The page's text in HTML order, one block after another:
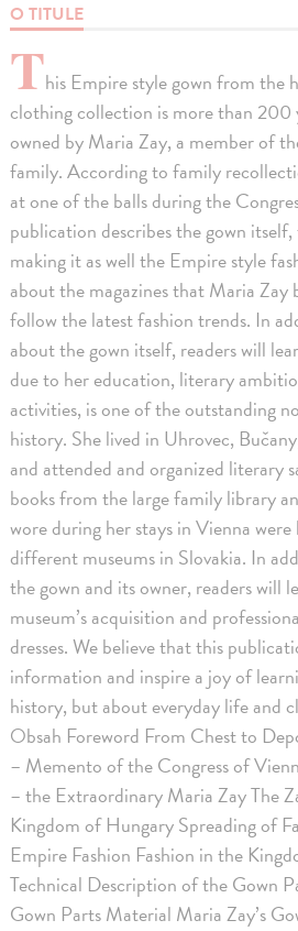
O TITULE
This Empire style gown from the
clothing collection is more than 200
owned by Maria Zay, a member of
family. According to family
at one of the balls during the
publication describes the gown
making it as well the Empire style
about the magazines that Maria
follow the latest fashion trends. In
about the gown itself, readers will
due to her education, literary
activities, is one of the outstanding
history. She lived in Uhrovec,
and attended and organized literary
books from the large family library
wore during her stays in Vienna
different museums in Slovakia. In
the gown and its owner, readers will
museum’s acquisition and
dresses. We believe that this
information and inspire a joy of
history, but about everyday life and
Obsah Foreword From Chest to
– Memento of the Congress of
– the Extraordinary Maria Zay The
Kingdom of Hungary Spreading of
Empire Fashion Fashion in the
Technical Description of the Gown
Gown Parts Material Maria Zay’s